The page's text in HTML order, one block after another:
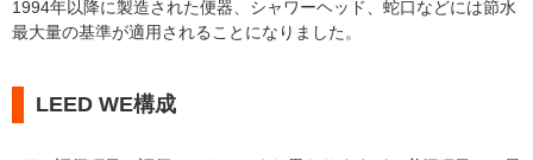
1994年以降に製造された便器、シャワーヘッド、蛇口などには節水
最大量の基準が適用されることになりました。
LEED WE構成